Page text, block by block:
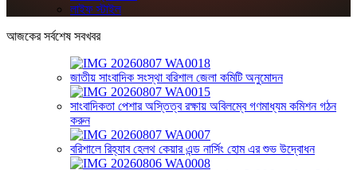
লাইফ স্টাইল
আজকের সর্বশেষ সবখবর
জাতীয় সাংবাদিক সংস্থা বরিশাল জেলা কমিটি অনুমোদন
সাংবাদিকতা পেশার অস্তিত্ব রক্ষায় অবিলম্বে গণমাধ্যম কমিশন গঠন
করুন
বরিশালে রিহ্যাব হেলথ কেয়ার এন্ড নার্সিং হোম এর শুভ উদ্বোধন